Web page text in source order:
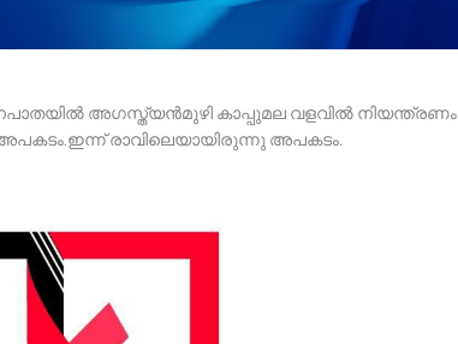
അഗസ്ത്യൻമുഴി കാപ്പുമല വളവിൽ നിയന്ത്രണം
അപകടം.ഇന്ന് രാവിലെയായിരുന്നു അപകടം.